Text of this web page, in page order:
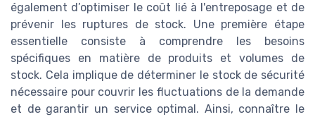
également d’optimiser le coût lié à l'entreposage et de
prévenir les ruptures de stock. Une première étape
essentielle consiste à comprendre les besoins
spécifiques en matière de produits et volumes de
stock. Cela implique de déterminer le stock de sécurité
nécessaire pour couvrir les fluctuations de la demande
et de garantir un service optimal. Ainsi, connaître le